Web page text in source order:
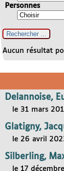
Personnes
Aucun résultat
Delannoise,
le 31 mars
Glatigny,
le 26 avril
Silberling,
le 17